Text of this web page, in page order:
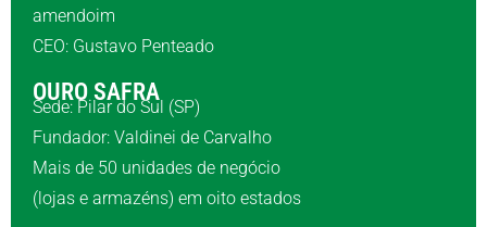
amendoim
CEO: Gustavo Penteado
OURO SAFRA
Sede: Pilar do Sul (SP)
Fundador: Valdinei de Carvalho
Mais de 50 unidades de negócio
(lojas e armazéns) em oito estados